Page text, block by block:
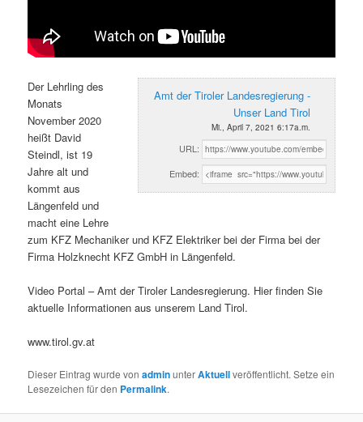
Amt der Tiroler Landesregierung -
Unser Land Tirol
Mi., April 7, 2021 6:17a.m.
URL:
Embed:
Der Lehrling des
Monats
November 2020
heißt David
Steindl, ist 19
Jahre alt und
kommt aus
Längenfeld und
macht eine Lehre
zum KFZ Mechaniker und KFZ Elektriker bei der Firma bei der
Firma Holzknecht KFZ GmbH in Längenfeld.
Video Portal – Amt der Tiroler Landesregierung. Hier finden Sie
aktuelle Informationen aus unserem Land Tirol.
www.tirol.gv.at
Dieser Eintrag wurde vonadminunterAktuellveröffentlicht. Setze ein
Lesezeichen für den Permalink.